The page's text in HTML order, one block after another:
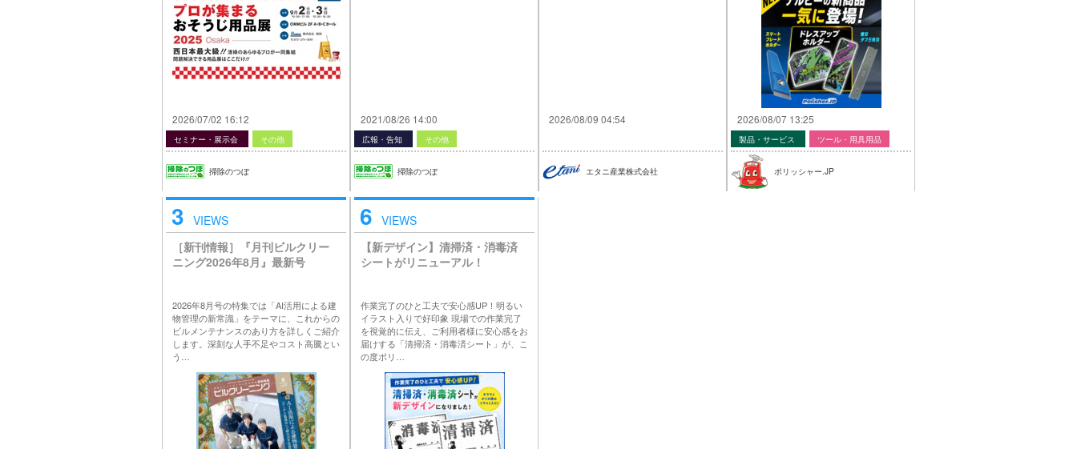
2026/07/02 16:12
セミナー・展示会 その他
掃除のつぼ
2021/08/26 14:00
広報・告知 その他
掃除のつぼ
2026/08/09 04:54
エタニ産業株式会社
2026/08/07 13:25
製品・サービス ツール・用具用品
ポリッシャー.JP
3 VIEWS
［新刊情報］『月刊ビルクリー
ニング2026年8月』最新号
2026年8月号の特集では「AI活用による建
物管理の新常識」をテーマに、これからの
ビルメンテナンスのあり方を詳しくご紹介
します。深刻な人手不足やコスト高騰とい
う…
6 VIEWS
【新デザイン】清掃済・消毒済
シートがリニューアル！
作業完了のひと工夫で安心感UP！明るい
イラスト入りで好印象 現場での作業完了
を視覚的に伝え、ご利用者様に安心感をお
届けする「清掃済・消毒済シート」が、こ
の度ポリ…